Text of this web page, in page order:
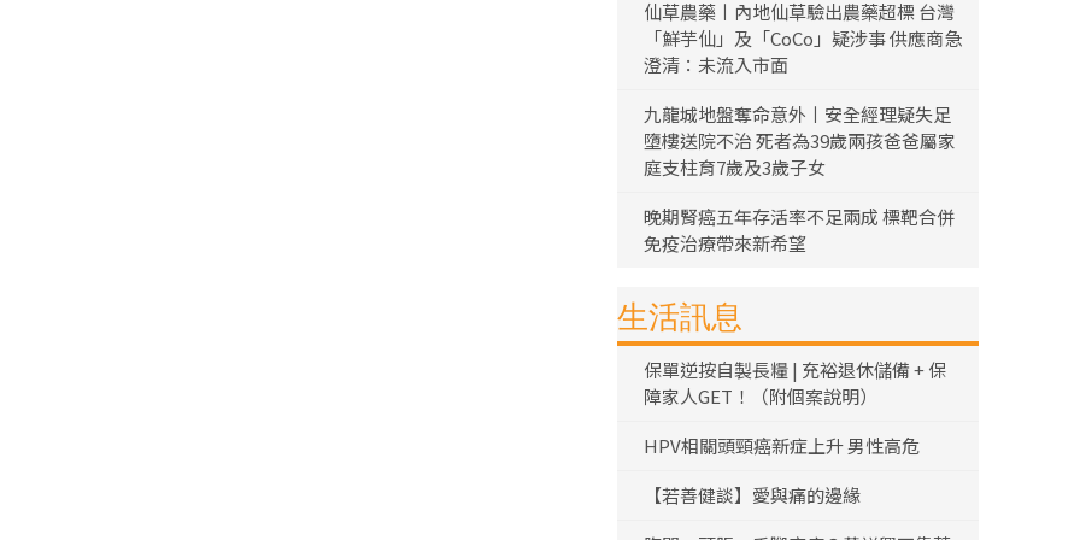
仙草農藥丨內地仙草驗出農藥超標 台灣
「鮮芋仙」及「CoCo」疑涉事 供應商急
澄清：未流入市面
九龍城地盤奪命意外丨安全經理疑失足
墮樓送院不治 死者為39歲兩孩爸爸屬家
庭支柱育7歲及3歲子女
晚期腎癌五年存活率不足兩成 標靶合併
免疫治療帶來新希望
生活訊息
保單逆按自製長糧 | 充裕退休儲備 + 保
障家人GET！（附個案說明）
HPV相關頭頸癌新症上升 男性高危
【若善健談】愛與痛的邊緣